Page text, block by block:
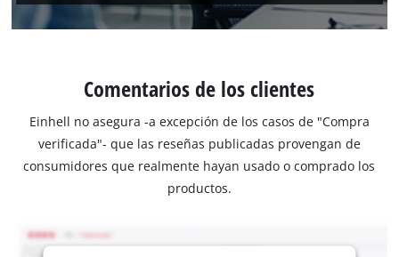
Comentarios de los clientes
Einhell no asegura -a excepción de los casos de "Compra
verificada"- que las reseñas publicadas provengan de
consumidores que realmente hayan usado o comprado los
productos.